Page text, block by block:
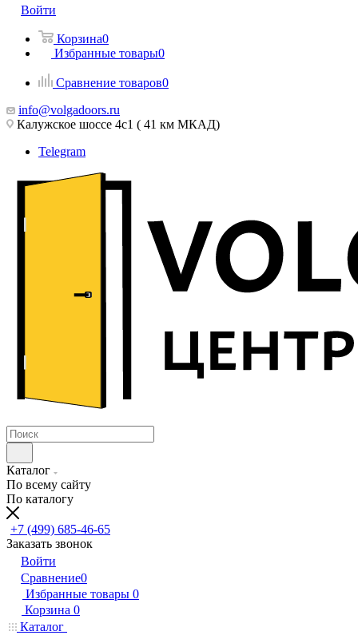
Войти
Корзина0
Избранные товары0
Сравнение товаров0
info@volgadoors.ru
Калужское шоссе 4с1 ( 41 км МКАД)
Telegram
Каталог
По всему сайту
По каталогу
+7 (499) 685-46-65
Заказать звонок
Войти
Сравнение0
Избранные товары 0
Корзина 0
Каталог